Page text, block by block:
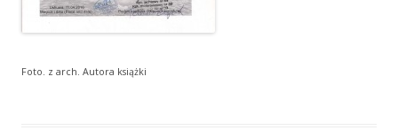
Foto. z arch. Autora książki